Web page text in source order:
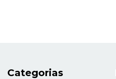
Categorias